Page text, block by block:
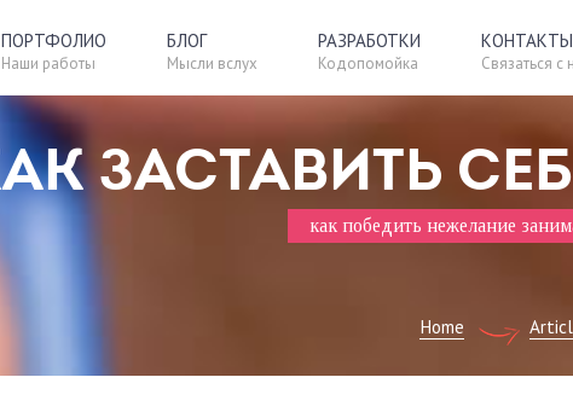
ПОРТФОЛИО
Наши работы
БЛОГ
Мысли вслух
РАЗРАБОТКИ
Кодопомойка
CS Likes Counter
КОНТАКТЫ
Связаться с
ЗАСТАВИТЬ
как победить нежелание
Home